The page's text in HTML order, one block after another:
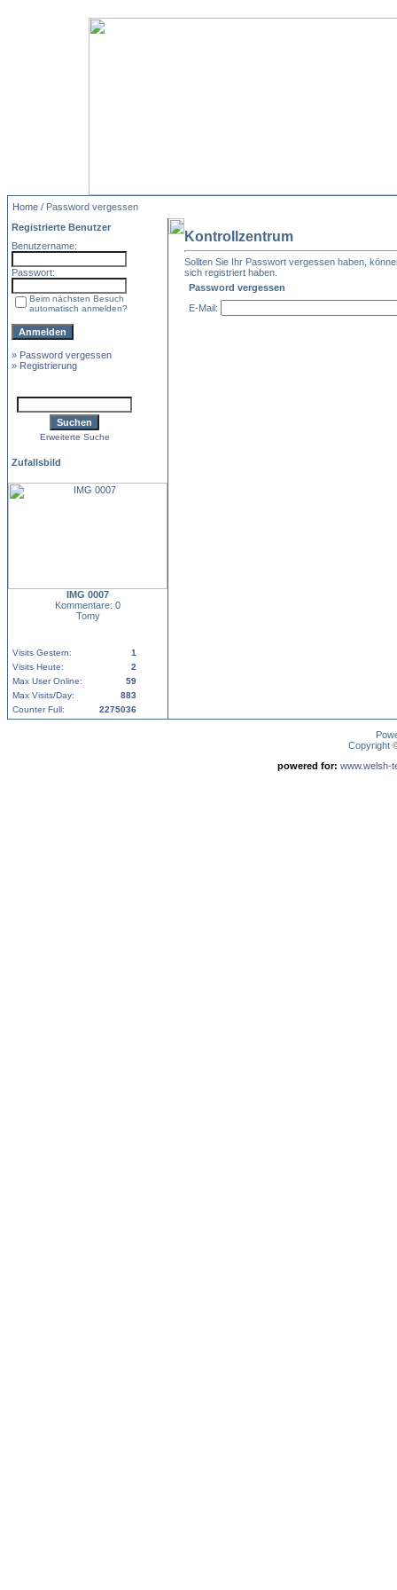
Home / Password vergessen
Registrierte Benutzer
Benutzername:
Passwort:
Beim nächsten Besuch
automatisch anmelden?
» Password vergessen
» Registrierung
Erweiterte Suche
Zufallsbild
IMG 0007
Kommentare: 0
Tomy
Visits Gestern:
1
Visits Heute:
2
Max User Online:
59
Max Visits/Day:
883
Counter Full:
2275036
Kontrollzentrum
Sollten Sie Ihr Passwort vergessen haben,
sich registriert haben.
Password vergessen
E-Mail:
Copyright
powered for: www.welsh-